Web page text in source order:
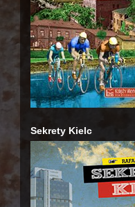
Sekrety Kielc